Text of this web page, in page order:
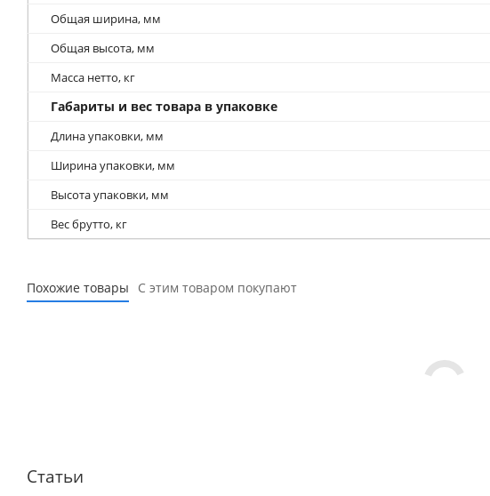
Общая ширина, мм
Общая высота, мм
Масса нетто, кг
Габариты и вес товара в упаковке
Длина упаковки, мм
Ширина упаковки, мм
Высота упаковки, мм
Вес брутто, кг
Похожие товары С этим товаром покупают
Статьи